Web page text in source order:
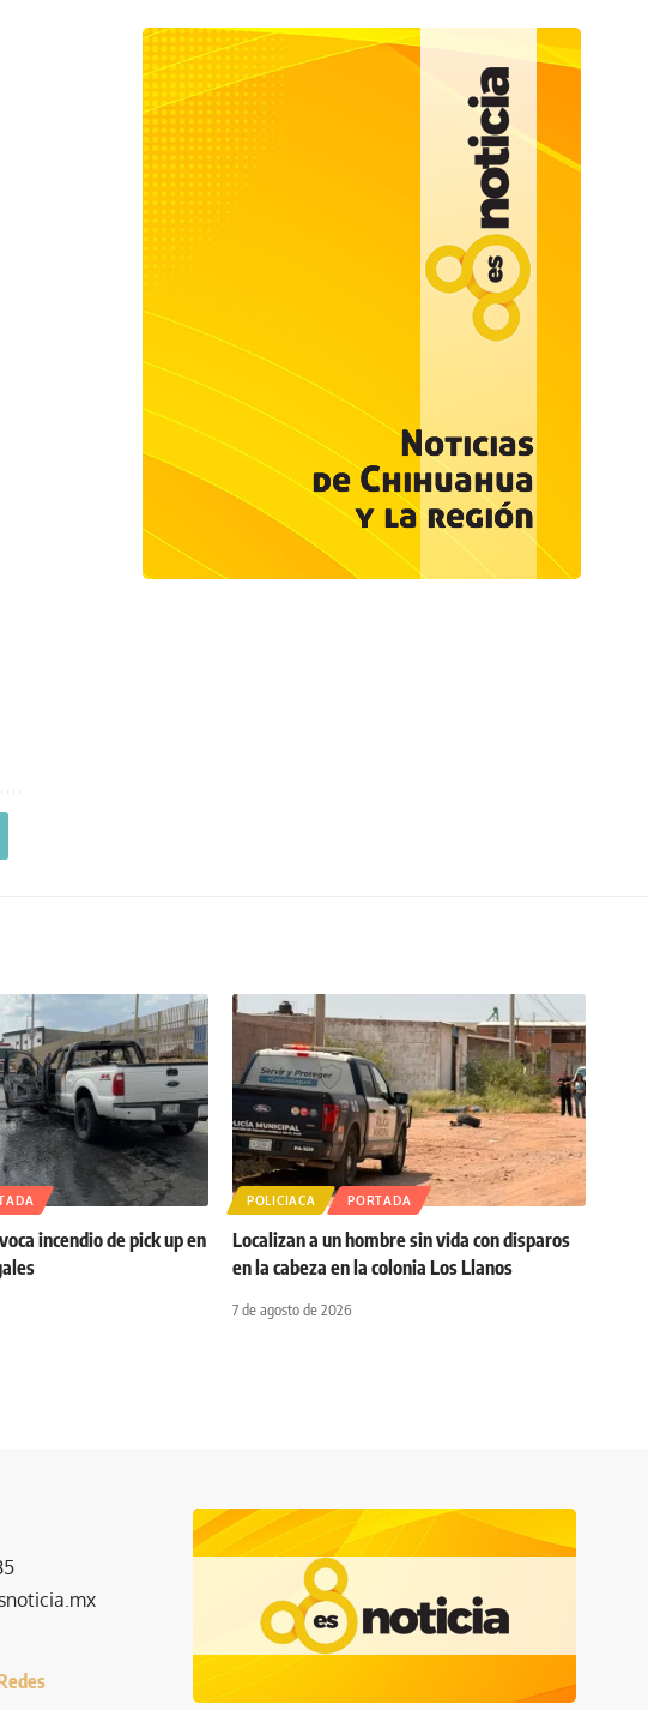
incendio de pick up en
POLICIACA PORTADA
Localizan a un hombre sin vida con disparos
en la cabeza en la colonia Los Llanos
7 de agosto de 2026